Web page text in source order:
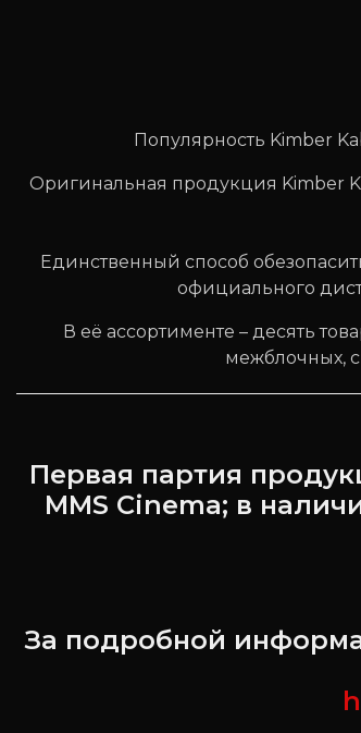
Популярность Kimber
Оригинальная продукция Kimber
Единственный способ
официального
В её ассортименте – десять
межблочных,
Первая партия
MMS Cinema; в
За подробной